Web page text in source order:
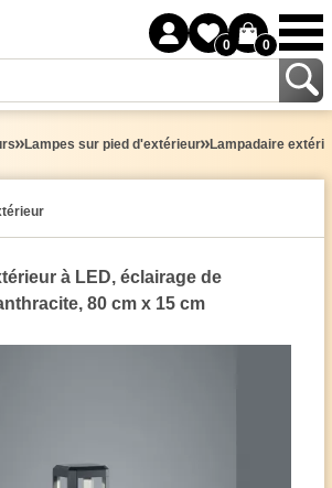
0 0
Lampes sur pied d'extérieur Lampadaire
à LED, éclairage de
80 cm x 15 cm